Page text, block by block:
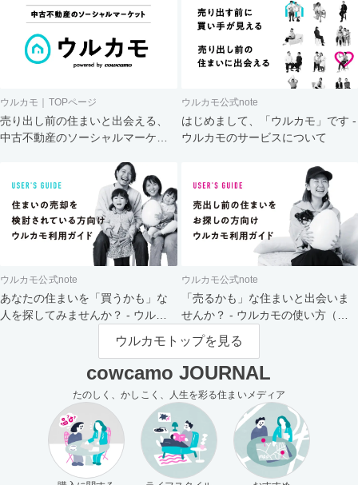
ウルカモ｜TOPページ
売り出し前の住まいと出会える、
中古不動産のソーシャルマーケッ
ウルカモ公式note
はじめまして、「ウルカモ」です -
ウルカモのサービスについて
ウルカモ公式note
あなたの住まいを「買うかも」な
人を探してみませんか？ - ウルカ
ウルカモ公式note
「売るかも」な住まいと出会いま
せんか？ - ウルカモの使い方（買
主さま向け）
ウルカモトップを見る
cowcamo JOURNAL
たのしく、かしこく、人生を彩る住まいメディア